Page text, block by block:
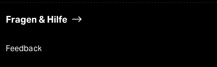
Fragen & Hilfe
Feedback